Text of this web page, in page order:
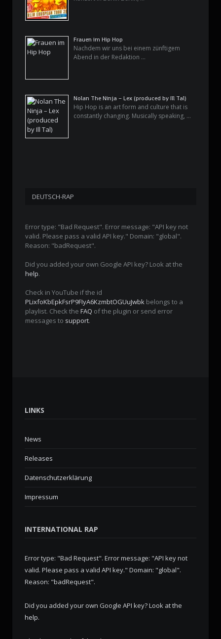
Frauen im Hip Hop
Nachdem wir uns bei einem zünftigem
Abend in der Redaktion …
Nolan The Ninja – Lex (produced by Ill Tal)
Hip Hop is an art form and culture that is
constantly changing. Musically speaking, …
DEUTSCH-RAP
Error type: "Bad Request". Error message: "API key not
valid. Please pass a valid API key." Domain: "global".
Reason: "badRequest".
Did you added your own Google API key? Look at the
help.
Check in YouTube if the id
PLixfoKbEpkFsrP9FIyA6KzmbtOGUuJwbk belongs to a
playlist. Check the FAQ of the plugin or send error
messages to support.
LINKS
News
Releases
Datenschutzerklärung
Impressum
INTERNATIONAL RAP
Error type: "Bad Request". Error message: "API key not
valid. Please pass a valid API key." Domain: "global".
Reason: "badRequest".
Did you added your own Google API key? Look at the
help.